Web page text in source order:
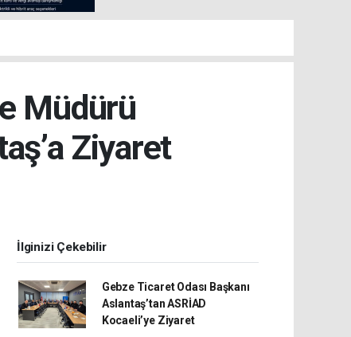
Müdürü
Ziyaret
İlginizi Çekebilir
Gebze Ticaret Odası Başkanı
Aslantaş’tan ASRİAD
Kocaeli’ye Ziyaret